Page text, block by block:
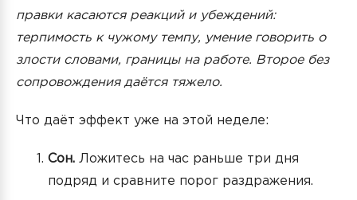
правки касаются реакций и убеждений:
терпимость к чужому темпу, умение говорить о
злости словами, границы на работе. Второе без
сопровождения даётся тяжело.
Что даёт эффект уже на этой неделе:
Сон. Ложитесь на час раньше три дня
подряд и сравните порог раздражения.